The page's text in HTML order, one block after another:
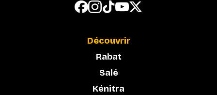
Découvrir
Rabat
Salé
Kénitra